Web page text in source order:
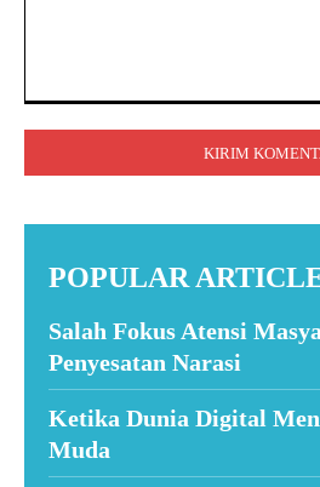
POPULAR
Salah Fokus Atensi
Penyesatan Narasi
Ketika Dunia Digital
Muda